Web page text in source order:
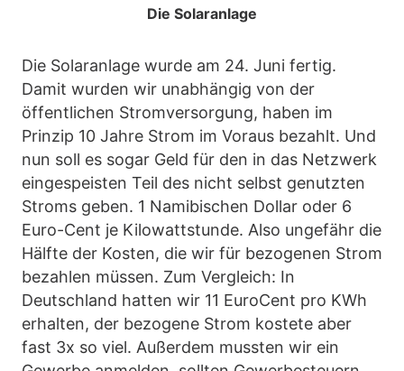
Die Solaranlage
Die Solaranlage wurde am 24. Juni fertig.
Damit wurden wir unabhängig von der
öffentlichen Stromversorgung, haben im
Prinzip 10 Jahre Strom im Voraus bezahlt. Und
nun soll es sogar Geld für den in das Netzwerk
eingespeisten Teil des nicht selbst genutzten
Stroms geben. 1 Namibischen Dollar oder 6
Euro-Cent je Kilowattstunde. Also ungefähr die
Hälfte der Kosten, die wir für bezogenen Strom
bezahlen müssen. Zum Vergleich: In
Deutschland hatten wir 11 EuroCent pro KWh
erhalten, der bezogene Strom kostete aber
fast 3x so viel. Außerdem mussten wir ein